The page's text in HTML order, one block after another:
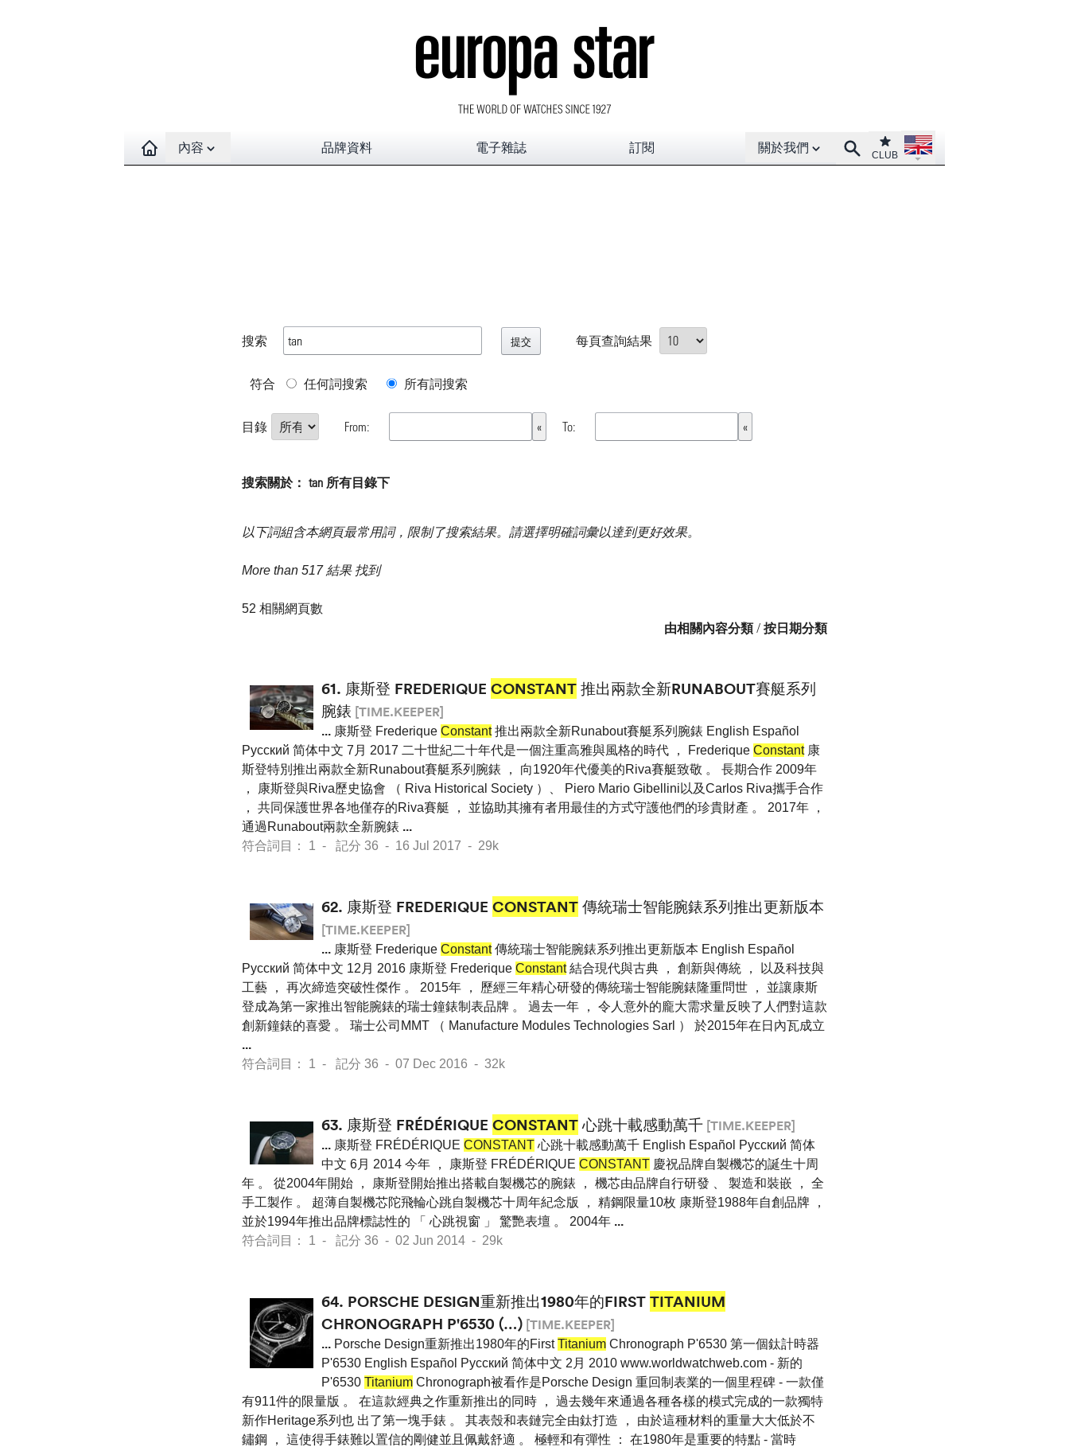
Open contents menu
內容 品牌資料 電子雜誌 訂閱
Open About menu
關於我們 SearchClub
CLUB
Open language menu
搜索 每頁查詢結果
符合 任何詞搜索 所有詞搜索
目錄 From: To:
搜索關於： tan 所有目錄下
以下詞組含本網頁最常用詞，限制了搜索結果。請選擇明確詞彙以達到更好效果。
More than 517 結果 找到
52 相關網頁數
由相關內容分類/ 按日期分類
61. 康斯登 FREDERIQUE CONSTANT推出兩款全新RUNABOUT賽艇系列
腕錶 [TIME.KEEPER]
... 康斯登 Frederique Constant推出兩款全新Runabout賽艇系列腕錶 English Español
Pусский 简体中文 7月 2017 二十世紀二十年代是一個注重高雅與風格的時代 ， Frederique Constant康
斯登特別推出兩款全新Runabout賽艇系列腕錶 ， 向1920年代優美的Riva賽艇致敬 。 長期合作 2009年
， 康斯登與Riva歷史協會 （ Riva Historical Society ）、 Piero Mario Gibellini以及Carlos Riva攜手合作
， 共同保護世界各地僅存的Riva賽艇 ， 並協助其擁有者用最佳的方式守護他們的珍貴財產 。 2017年 ，
通過Runabout兩款全新腕錶 ...
符合詞目： 1 - 記分 36 - 16 Jul 2017 - 29k
62. 康斯登 FREDERIQUE CONSTANT傳統瑞士智能腕錶系列推出更新版本
[TIME.KEEPER]
... 康斯登 Frederique Constant傳統瑞士智能腕錶系列推出更新版本 English Español
Pусский 简体中文 12月 2016 康斯登 Frederique Constant結合現代與古典 ， 創新與傳統 ， 以及科技與
工藝 ， 再次締造突破性傑作 。 2015年 ， 歷經三年精心研發的傳統瑞士智能腕錶隆重問世 ， 並讓康斯
登成為第一家推出智能腕錶的瑞士鐘錶制表品牌 。 過去一年 ， 令人意外的龐大需求量反映了人們對這款
創新鐘錶的喜愛 。 瑞士公司MMT （ Manufacture Modules Technologies Sarl ） 於2015年在日內瓦成立
...
符合詞目： 1 - 記分 36 - 07 Dec 2016 - 32k
63. 康斯登 FRÉDÉRIQUE CONSTANT心跳十載感動萬千 [TIME.KEEPER]
... 康斯登 FRÉDÉRIQUE CONSTANT 心跳十載感動萬千 English Español Pусский 简体
中文 6月 2014 今年 ， 康斯登 FRÉDÉRIQUE CONSTANT 慶祝品牌自製機芯的誕生十周
年 。 從2004年開始 ， 康斯登開始推出搭載自製機芯的腕錶 ， 機芯由品牌自行研發 、 製造和裝嵌 ， 全
手工製作 。 超薄自製機芯陀飛輪心跳自製機芯十周年紀念版 ， 精鋼限量10枚 康斯登1988年自創品牌 ，
並於1994年推出品牌標誌性的 「 心跳視窗 」 驚艷表壇 。 2004年 ...
符合詞目： 1 - 記分 36 - 02 Jun 2014 - 29k
64. PORSCHE DESIGN重新推出1980年的FIRSTTITANIUM
CHRONOGRAPH P'6530 (…) [TIME.KEEPER]
... Porsche Design重新推出1980年的FirstTitanium Chronograph P'6530 第一個鈦計時器
P'6530 English Español Pусский 简体中文 2月 2010 www.worldwatchweb.com - 新的
P'6530 Titanium Chronograph被看作是Porsche Design 重回制表業的一個里程碑 - 一款僅
有911件的限量版 。 在這款經典之作重新推出的同時 ， 過去幾年來通過各種各樣的模式完成的一款獨特
新作Heritage系列也 出了第一塊手錶 。 其表殼和表鏈完全由鈦打造 ， 由於這種材料的重量大大低於不
鏽鋼 ， 這使得手錶難以置信的剛健並且佩戴舒適 。 極輕和有彈性 ： 在1980年是重要的特點 - 當時